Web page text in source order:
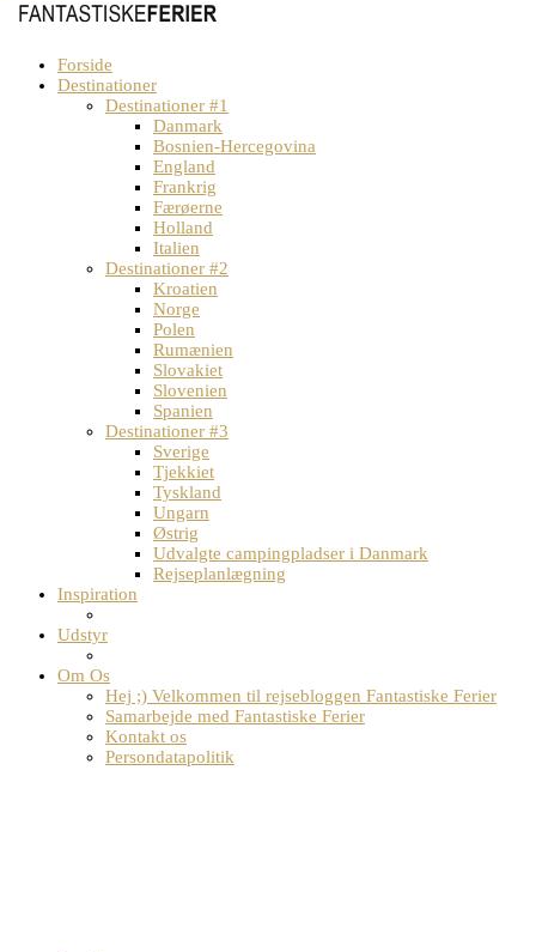
Forside
Destinationer
Destinationer #1
Danmark
Bosnien-Hercegovina
England
Frankrig
Færøerne
Holland
Italien
Destinationer #2
Kroatien
Norge
Polen
Rumænien
Slovakiet
Slovenien
Spanien
Destinationer #3
Sverige
Tjekkiet
Tyskland
Ungarn
Østrig
Udvalgte campingpladser i Danmark
Rejseplanlægning
Inspiration
Udstyr
Om Os
Hej ;) Velkommen til rejsebloggen Fantastiske Ferier
Samarbejde med Fantastiske Ferier
Kontakt os
Persondatapolitik